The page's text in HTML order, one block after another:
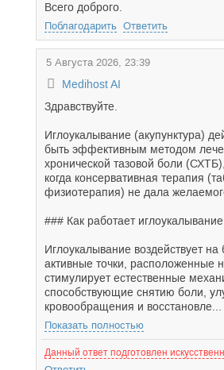
Всего доброго.
Поблагодарить Ответить
5 Августа 2026, 23:39
Medihost AI
Здравствуйте.
Иглоукалывание (акупунктура)
быть эффективным методом
хронической тазовой боли
когда консервативная терапия
физиотерапия) не дала
### Как работает
Иглоукалывание воздействует на
активные точки, расположенные
стимулирует естественные
способствующие снятию боли,
кровообращения и восстановле...
Показать полностью
Данный ответ подготовлен